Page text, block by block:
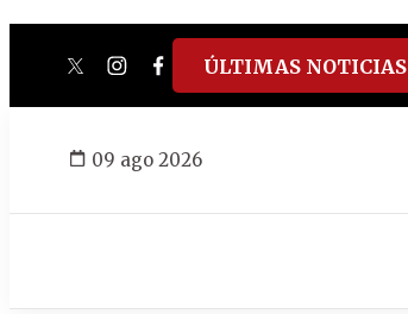
twitterinstagram
facebook
tiktokyoutube
spotify
ÚLTIMAS NOTICIAS
09 ago 2026